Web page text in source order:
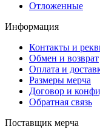
Отложенные
Информация
Контакты и
Обмен и возврат
Оплата и
Размеры мерча
Договор и
Обратная связь
Поставщик мерча